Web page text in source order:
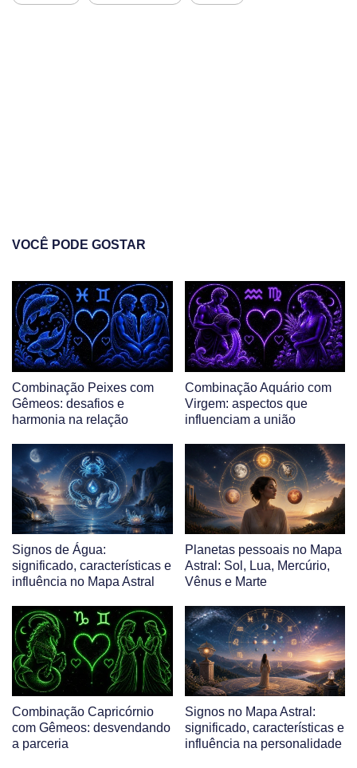
VOCÊ PODE GOSTAR
Combinação Peixes com
Gêmeos: desafios e
harmonia na relação
Combinação Aquário com
Virgem: aspectos que
influenciam a união
Signos de Água:
significado, características e
influência no Mapa Astral
Planetas pessoais no Mapa
Astral: Sol, Lua, Mercúrio,
Vênus e Marte
Combinação Capricórnio
com Gêmeos: desvendando
a parceria
Signos no Mapa Astral:
significado, características e
influência na personalidade